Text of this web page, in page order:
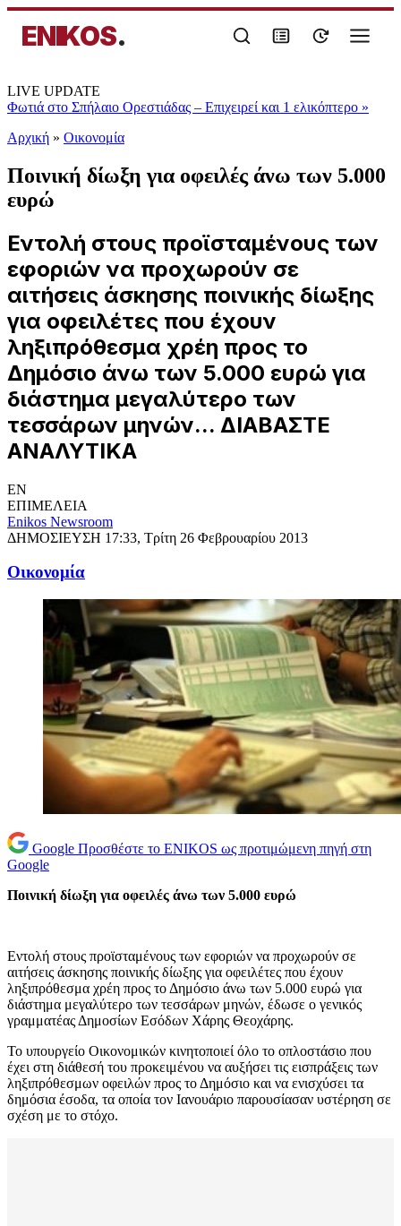
ENIKOS.
LIVE UPDATE
Φωτιά στο Σπήλαιο Ορεστιάδας – Επιχειρεί και 1 ελικόπτερο »
Αρχική » Oικονομία
Ποινική δίωξη για οφειλές άνω των 5.000
ευρώ
Εντολή στους προϊσταμένους των
εφοριών να προχωρούν σε
αιτήσεις άσκησης ποινικής δίωξης
για οφειλέτες που έχουν
ληξιπρόθεσμα χρέη προς το
Δημόσιο άνω των 5.000 ευρώ για
διάστημα μεγαλύτερο των
τεσσάρων μηνών... ΔΙΑΒΑΣΤΕ
ΑΝΑΛΥΤΙΚΑ
EN
ΕΠΙΜΕΛΕΙΑ
Enikos Newsroom
ΔΗΜΟΣΙΕΥΣΗ 17:33, Τρίτη 26 Φεβρουαρίου 2013
Oικονομία
Google Προσθέστε το ENIKOS ως προτιμώμενη πηγή στη
Google
Ποινική δίωξη για οφειλές άνω των 5.000 ευρώ
Εντολή στους προϊσταμένους των εφοριών να προχωρούν σε
αιτήσεις άσκησης ποινικής δίωξης για οφειλέτες που έχουν
ληξιπρόθεσμα χρέη προς το Δημόσιο άνω των 5.000 ευρώ για
διάστημα μεγαλύτερο των τεσσάρων μηνών, έδωσε ο γενικός
γραμματέας Δημοσίων Εσόδων Χάρης Θεοχάρης.
Το υπουργείο Οικονομικών κινητοποιεί όλο το οπλοστάσιο που
έχει στη διάθεσή του προκειμένου να αυξήσει τις εισπράξεις των
ληξιπρόθεσμων οφειλών προς το Δημόσιο και να ενισχύσει τα
δημόσια έσοδα, τα οποία τον Ιανουάριο παρουσίασαν υστέρηση σε
σχέση με το στόχο.